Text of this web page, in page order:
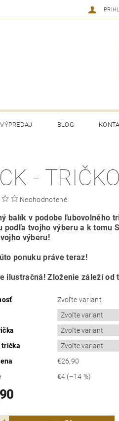
VÝPREDAJ BLOG
-
Neohodnotené
balík v podobe ľubovolného
podľa tvojho výberu a k tomu
výberu!
ponuku práve teraz!
ilustračná! Zloženie záleží od
Zvoľte variant
trička
€26,90
€4 (–14 %)